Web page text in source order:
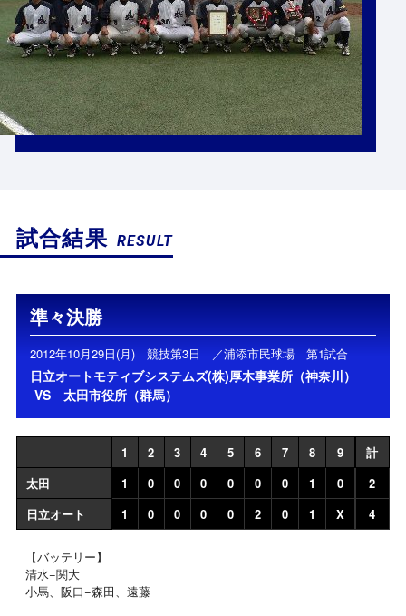
試合結果 RESULT
準々決勝
2012年10月29日(月) 競技第3日 ／浦添市民球場 第1試合
日立オートモティブシステムズ(株)厚木事業所（神奈川）
VS
太田市役所（群馬）
1 2 3 4 5 6 7 8 9
計
太田
1 0 0 0 0 0 0 1 0
2
日立オート
1 0 0 0 0 2 0 1 X 4
【バッテリー】
清水−関大
小馬、阪口−森田、遠藤